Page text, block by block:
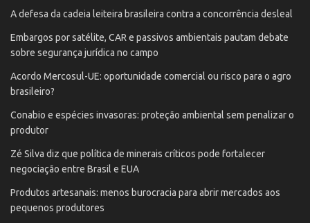
A defesa da cadeia leiteira brasileira contra a concorrência desleal
Embargos por satélite, CAR e passivos ambientais pautam debate
sobre segurança jurídica no campo
Acordo Mercosul-UE: oportunidade comercial ou risco para o agro
brasileiro?
Conabio e espécies invasoras: proteção ambiental sem penalizar o
produtor
Zé Silva diz que política de minerais críticos pode fortalecer
negociação entre Brasil e EUA
Produtos artesanais: menos burocracia para abrir mercados aos
pequenos produtores